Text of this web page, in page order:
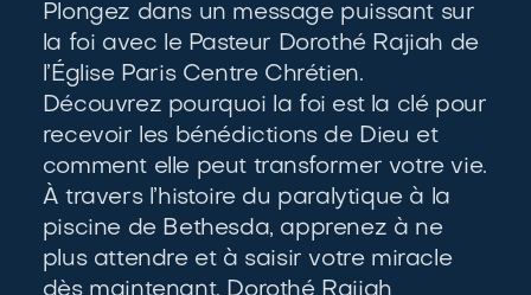
Plongez dans un message puissant sur
la foi avec le Pasteur Dorothé Rajiah de
l’Église Paris Centre Chrétien.
Découvrez pourquoi la foi est la clé pour
recevoir les bénédictions de Dieu et
comment elle peut transformer votre vie.
À travers l’histoire du paralytique à la
piscine de Bethesda, apprenez à ne
plus attendre et à saisir votre miracle
dès maintenant. Dorothé Rajiah